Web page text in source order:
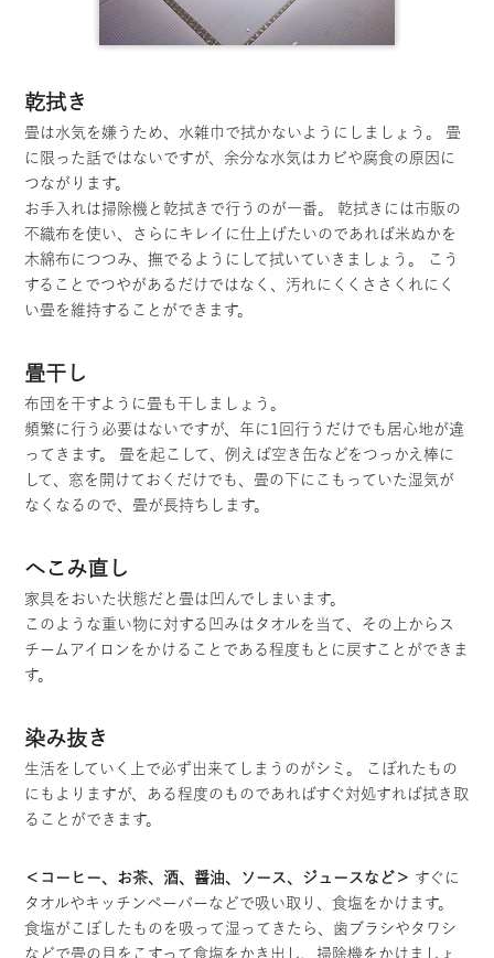
乾拭き
畳は水気を嫌うため、水雑巾で拭かないようにしましょう。 畳
に限った話ではないですが、余分な水気はカビや腐食の原因に
つながります。
お手入れは掃除機と乾拭きで行うのが一番。 乾拭きには市販の
不織布を使い、さらにキレイに仕上げたいのであれば米ぬかを
木綿布につつみ、撫でるようにして拭いていきましょう。 こう
することでつやがあるだけではなく、汚れにくくささくれにく
い畳を維持することができます。
畳干し
布団を干すように畳も干しましょう。
頻繁に行う必要はないですが、年に1回行うだけでも居心地が違
ってきます。 畳を起こして、例えば空き缶などをつっかえ棒に
して、窓を開けておくだけでも、畳の下にこもっていた湿気が
なくなるので、畳が長持ちします。
へこみ直し
家具をおいた状態だと畳は凹んでしまいます。
このような重い物に対する凹みはタオルを当て、その上からス
チームアイロンをかけることである程度もとに戻すことができま
す。
染み抜き
生活をしていく上で必ず出来てしまうのがシミ。 こぼれたもの
にもよりますが、ある程度のものであればすぐ対処すれば拭き取
ることができます。
＜コーヒー、お茶、酒、醤油、ソース、ジュースなど＞ すぐに
タオルやキッチンペーパーなどで吸い取り、食塩をかけます。
食塩がこぼしたものを吸って湿ってきたら、歯ブラシやタワシ
などで畳の目をこすって食塩をかき出し、掃除機をかけましょ